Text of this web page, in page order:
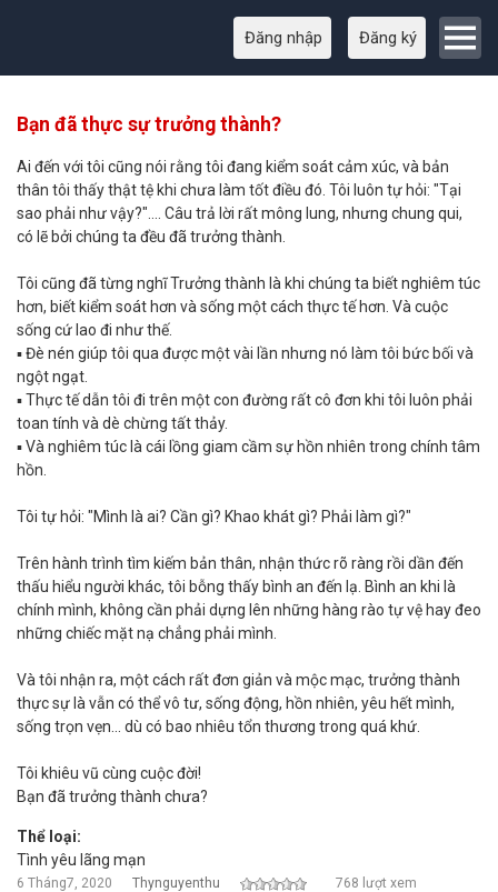
Đăng nhập Đăng ký
Bạn đã thực sự trưởng thành?
Ai đến với tôi cũng nói rằng tôi đang kiểm soát cảm xúc, và bản
thân tôi thấy thật tệ khi chưa làm tốt điều đó. Tôi luôn tự hỏi: "Tại
sao phải như vậy?".... Câu trả lời rất mông lung, nhưng chung qui,
có lẽ bởi chúng ta đều đã trưởng thành.
Tôi cũng đã từng nghĩ Trưởng thành là khi chúng ta biết nghiêm túc
hơn, biết kiểm soát hơn và sống một cách thực tế hơn. Và cuộc
sống cứ lao đi như thế.
▪ Đè nén giúp tôi qua được một vài lần nhưng nó làm tôi bức bối và
ngột ngạt.
▪ Thực tế dẫn tôi đi trên một con đường rất cô đơn khi tôi luôn phải
toan tính và dè chừng tất thảy.
▪ Và nghiêm túc là cái lồng giam cầm sự hồn nhiên trong chính tâm
hồn.
Tôi tự hỏi: "Mình là ai? Cần gì? Khao khát gì? Phải làm gì?"
Trên hành trình tìm kiếm bản thân, nhận thức rõ ràng rồi dần đến
thấu hiểu người khác, tôi bỗng thấy bình an đến lạ. Bình an khi là
chính mình, không cần phải dựng lên những hàng rào tự vệ hay đeo
những chiếc mặt nạ chẳng phải mình.
Và tôi nhận ra, một cách rất đơn giản và mộc mạc, trưởng thành
thực sự là vẫn có thể vô tư, sống động, hồn nhiên, yêu hết mình,
sống trọn vẹn... dù có bao nhiêu tổn thương trong quá khứ.
Tôi khiêu vũ cùng cuộc đời!
Bạn đã trưởng thành chưa?
Thể loại:
Tình yêu lãng mạn
6 Tháng7, 2020 Thynguyenthu 768 lượt xem